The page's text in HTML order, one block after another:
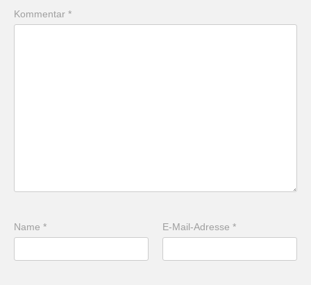
Kommentar *
Name * E-Mail-Adresse*